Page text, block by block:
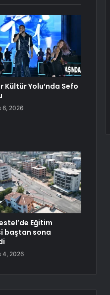
Kültür Yolu’nda Sefo
6, 2026
Eğitim
baştan sona
4, 2026